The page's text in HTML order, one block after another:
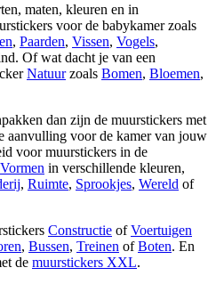
maten, kleuren en in
voor de babykamer zoals
, Paarden, Vissen, Vogels,
Of wat dacht je van een
Natuurzoals Bomen, Bloemen,
dan zijn de muurstickers met
aanvulling voor de kamer van jouw
voor muurstickers in de
Vormen in verschillende kleuren,
, Ruimte, Sprookjes, Wereld of
Constructie ofVoertuigen
, Bussen, Treinen ofBoten. En
de muurstickers XXL.